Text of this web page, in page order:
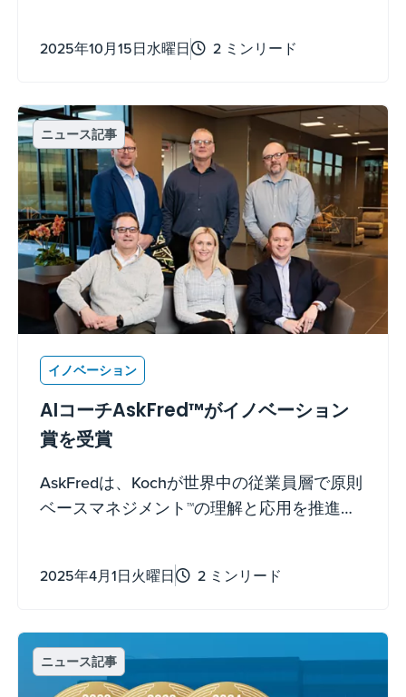
2025年10月15日水曜日 2 ミンリード
ニュース記事
イノベーション
AIコーチAskFred™がイノベーション
賞を受賞
AskFredは、Kochが世界中の従業員層で原則
ベースマネジメント™の理解と応用を推進す
2025年4月1日火曜日 2 ミンリード
ニュース記事